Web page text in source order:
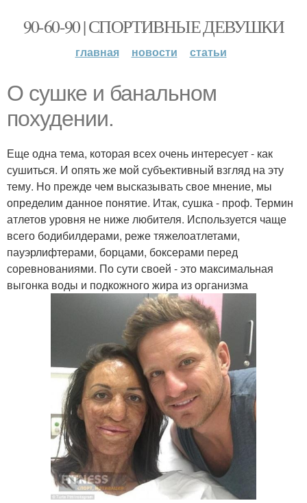
90-60-90 | СПОРТИВНЫЕ ДЕВУШКИ
главная новости статьи
О сушке и банальном
похудении.
Еще одна тема, которая всех очень интересует - как
сушиться. И опять же мой субъективный взгляд на эту
тему. Но прежде чем высказывать свое мнение, мы
определим данное понятие. Итак, сушка - проф. Термин
атлетов уровня не ниже любителя. Используется чаще
всего бодибилдерами, реже тяжелоатлетами,
пауэрлифтерами, борцами, боксерами перед
соревнованиями. По сути своей - это максимальная
выгонка воды и подкожного жира из организма